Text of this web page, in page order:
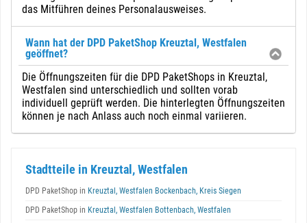
das Mitführen deines Personalausweises.
Wann hat der DPD PaketShop Kreuztal, Westfalen
geöffnet?
Die Öffnungszeiten für die DPD PaketShops in Kreuztal,
Westfalen sind unterschiedlich und sollten vorab
individuell geprüft werden. Die hinterlegten Öffnungszeiten
können je nach Anlass auch noch einmal variieren.
Stadtteile in Kreuztal, Westfalen
DPD PaketShop in Kreuztal, Westfalen Bockenbach, Kreis Siegen
DPD PaketShop in Kreuztal, Westfalen Bottenbach, Westfalen